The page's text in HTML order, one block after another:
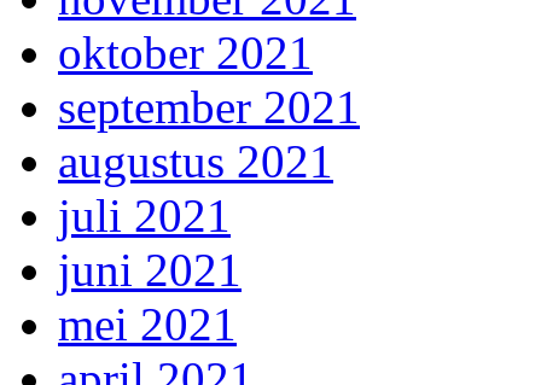
oktober 2021
september 2021
augustus 2021
juli 2021
juni 2021
mei 2021